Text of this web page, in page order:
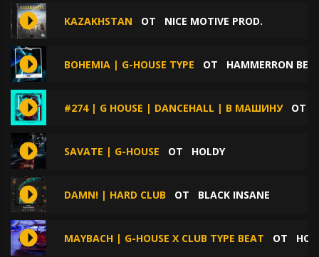
KAZAKHSTAN ОТ NICE MOTIVE PROD.
BOHEMIA | G-HOUSE TYPE ОТ HAMMERRON
#274 | G HOUSE | DANCEHALL | В МАШИНУОТ
SAVATE | G-HOUSE ОТ HOLDY
DAMN! | HARD CLUB ОТ BLACK INSANE
MAYBACH | G-HOUSE X CLUB TYPE BEAT ОТ